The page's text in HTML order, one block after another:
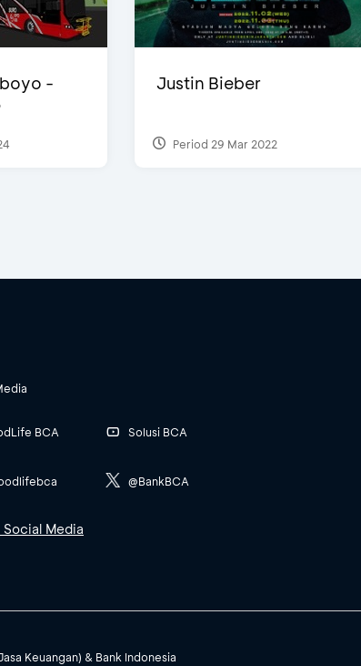
-
Justin Bieber
Period 29 Mar 2022
BCA Solusi BCA
@BankBCA
Social Media
Keuangan) & Bank Indonesia